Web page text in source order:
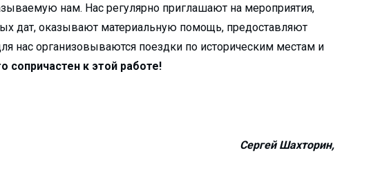
нам. Нас регулярно приглашают на мероприятия,
дат, оказывают материальную помощь, предоставляют
нас организовываются поездки по историческим местам и
сопричастен к этой работе!
Сергей Шахторин,